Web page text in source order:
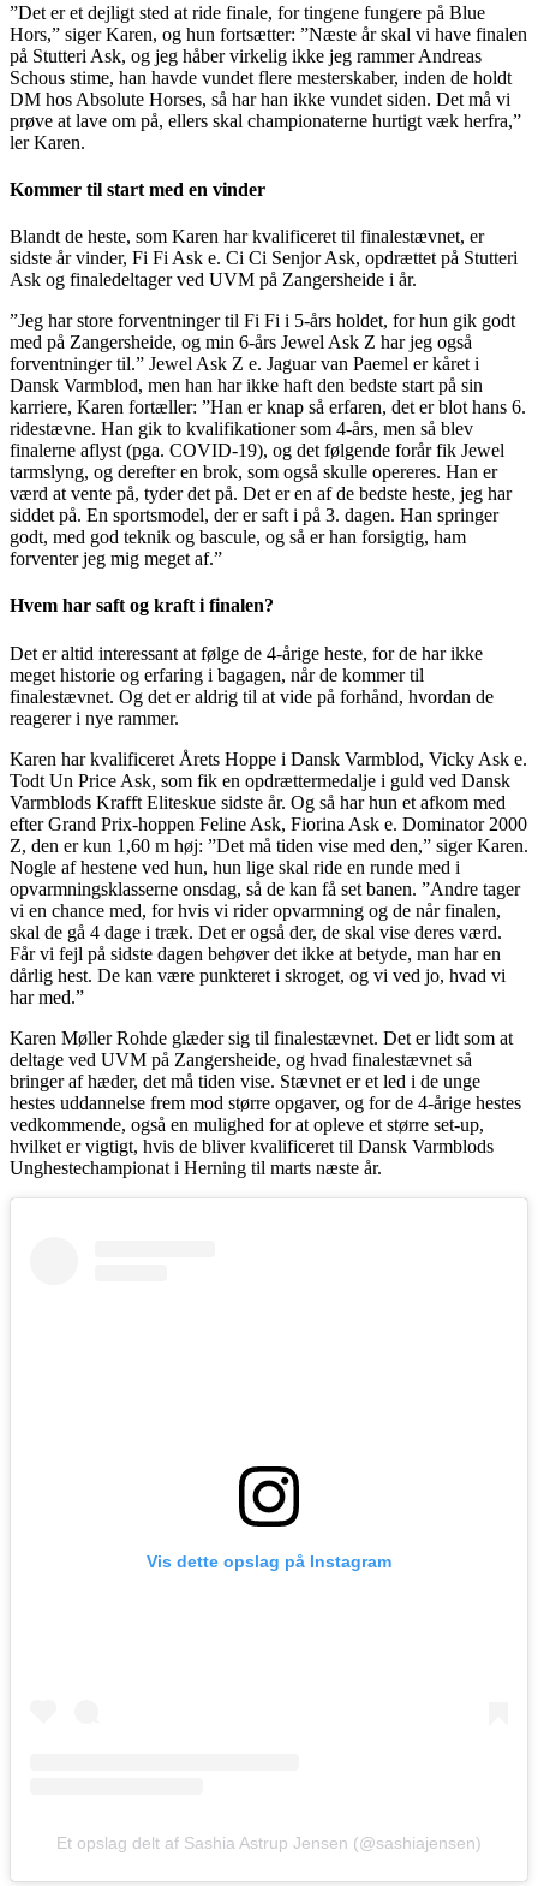
”Det er et dejligt sted at ride finale, for tingene fungere på Blue
Hors,” siger Karen, og hun fortsætter: ”Næste år skal vi have finalen
på Stutteri Ask, og jeg håber virkelig ikke jeg rammer Andreas
Schous stime, han havde vundet flere mesterskaber, inden de holdt
DM hos Absolute Horses, så har han ikke vundet siden. Det må vi
prøve at lave om på, ellers skal championaterne hurtigt væk herfra,”
ler Karen.
Kommer til start med en vinder
Blandt de heste, som Karen har kvalificeret til finalestævnet, er
sidste år vinder, Fi Fi Ask e. Ci Ci Senjor Ask, opdrættet på Stutteri
Ask og finaledeltager ved UVM på Zangersheide i år.
”Jeg har store forventninger til Fi Fi i 5-års holdet, for hun gik godt
med på Zangersheide, og min 6-års Jewel Ask Z har jeg også
forventninger til.” Jewel Ask Z e. Jaguar van Paemel er kåret i
Dansk Varmblod, men han har ikke haft den bedste start på sin
karriere, Karen fortæller: ”Han er knap så erfaren, det er blot hans 6.
ridestævne. Han gik to kvalifikationer som 4-års, men så blev
finalerne aflyst (pga. COVID-19), og det følgende forår fik Jewel
tarmslyng, og derefter en brok, som også skulle opereres. Han er
værd at vente på, tyder det på. Det er en af de bedste heste, jeg har
siddet på. En sportsmodel, der er saft i på 3. dagen. Han springer
godt, med god teknik og bascule, og så er han forsigtig, ham
forventer jeg mig meget af.”
Hvem har saft og kraft i finalen?
Det er altid interessant at følge de 4-årige heste, for de har ikke
meget historie og erfaring i bagagen, når de kommer til
finalestævnet. Og det er aldrig til at vide på forhånd, hvordan de
reagerer i nye rammer.
Karen har kvalificeret Årets Hoppe i Dansk Varmblod, Vicky Ask e.
Todt Un Price Ask, som fik en opdrættermedalje i guld ved Dansk
Varmblods Krafft Eliteskue sidste år. Og så har hun et afkom med
efter Grand Prix-hoppen Feline Ask, Fiorina Ask e. Dominator 2000
Z, den er kun 1,60 m høj: ”Det må tiden vise med den,” siger Karen.
Nogle af hestene ved hun, hun lige skal ride en runde med i
opvarmningsklasserne onsdag, så de kan få set banen. ”Andre tager
vi en chance med, for hvis vi rider opvarmning og de når finalen,
skal de gå 4 dage i træk. Det er også der, de skal vise deres værd.
Får vi fejl på sidste dagen behøver det ikke at betyde, man har en
dårlig hest. De kan være punkteret i skroget, og vi ved jo, hvad vi
har med.”
Karen Møller Rohde glæder sig til finalestævnet. Det er lidt som at
deltage ved UVM på Zangersheide, og hvad finalestævnet så
bringer af hæder, det må tiden vise. Stævnet er et led i de unge
hestes uddannelse frem mod større opgaver, og for de 4-årige hestes
vedkommende, også en mulighed for at opleve et større set-up,
hvilket er vigtigt, hvis de bliver kvalificeret til Dansk Varmblods
Unghestechampionat i Herning til marts næste år.
Vis dette opslag på Instagram
Et opslag delt af Sashia Astrup Jensen (@sashiajensen)